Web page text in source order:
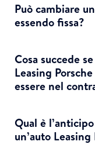
Può cambiare
essendo fissa?
Cosa succede
Leasing
essere nel
Qual è
un’auto